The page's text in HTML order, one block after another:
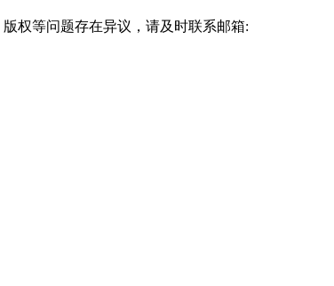
权等问题存在异议，请及时联系邮箱: